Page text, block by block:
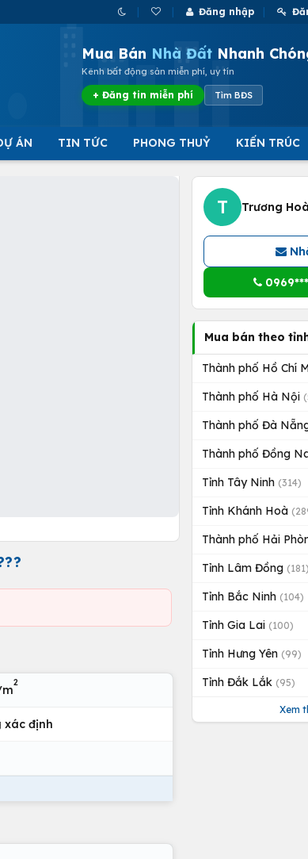
Đăng nhập
Mua Bán Nhà Đất Nhanh
Kênh bất động sản miễn phí, uy tín
+ Đăng tin miễn phí Tìm BĐS
ÁN TIN TỨC PHONG THUỶ KIẾN TRÚC
2
xác định
T Trương
Mua bán theo
Thành phố Hồ Chí
Thành phố Hà Nội
Thành phố Đà
Thành phố Đồng
Tỉnh Tây Ninh (314)
Tỉnh Khánh Hoà
Thành phố Hải
Tỉnh Lâm Đồng (181)
Tỉnh Bắc Ninh (104)
Tỉnh Gia Lai (100)
Tỉnh Hưng Yên (99)
Tỉnh Đắk Lắk (95)
Xem